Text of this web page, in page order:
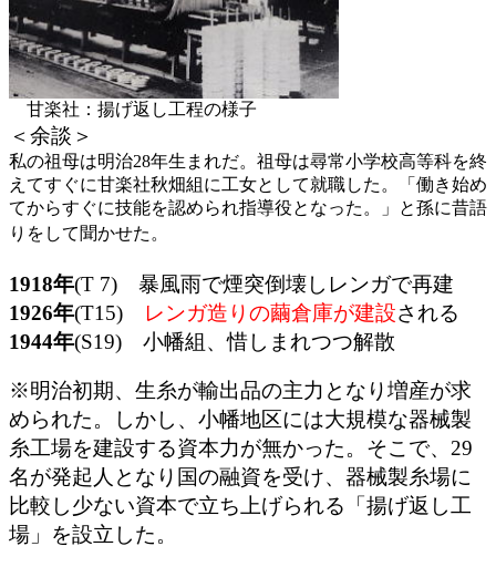
甘楽社：揚げ返し工程の様子
＜余談＞
私の祖母は明治28年生まれだ。祖母は尋常小学校高等科を終
えてすぐに甘楽社秋畑組に工女として就職した。「働き始め
てからすぐに技能を認められ指導役となった。」と孫に昔語
りをして聞かせた。
1918年(T 7) 暴風雨で煙突倒壊しレンガで再建
1926年(T15) レンガ造りの繭倉庫が建設される
1944年(S19) 小幡組、惜しまれつつ解散
※明治初期、生糸が輸出品の主力となり増産が求
められた。しかし、小幡地区には大規模な器械製
糸工場を建設する資本力が無かった。そこで、29
名が発起人となり国の融資を受け、器械製糸場に
比較し少ない資本で立ち上げられる「揚げ返し工
場」を設立した。